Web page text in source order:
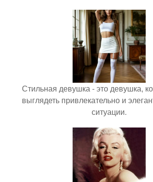
Стильная девушка - это девушка,
выглядеть привлекательно и
ситуации.